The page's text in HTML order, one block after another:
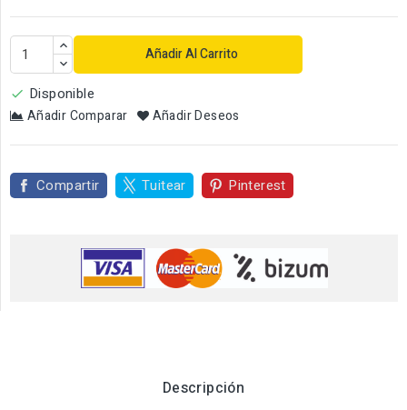
Añadir Al Carrito
 Disponible
Añadir Comparar Añadir Deseos
Compartir Tuitear Pinterest
Descripción